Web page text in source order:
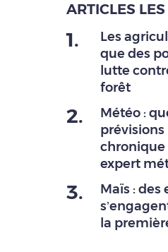
ARTICLES
1.
Les
que des
lutte
forêt
2.
Météo :
prévisions
chronique
expert
3.
Maïs : des
la